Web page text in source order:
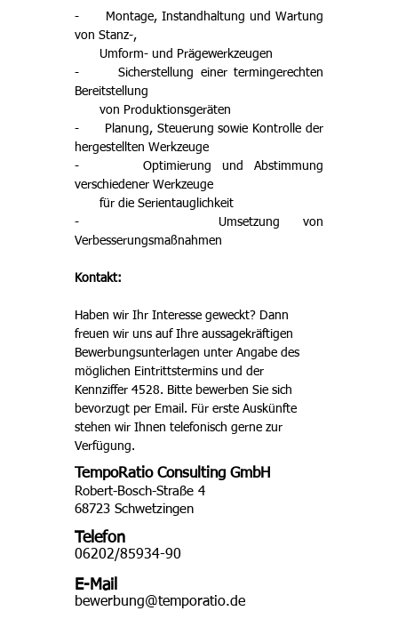
-      Montage, Instandhaltung und Wartung
von Stanz-,
       Umform- und Prägewerkzeugen
-      Sicherstellung einer termingerechten
Bereitstellung
       von Produktionsgeräten
-      Planung, Steuerung sowie Kontrolle der
hergestellten Werkzeuge
-      Optimierung und Abstimmung
verschiedener Werkzeuge
       für die Serientauglichkeit
-      Umsetzung von
Verbesserungsmaßnahmen
Kontakt:
Haben wir Ihr Interesse geweckt? Dann
freuen wir uns auf Ihre aussagekräftigen
Bewerbungsunterlagen unter Angabe des
möglichen Eintrittstermins und der
Kennziffer 4528. Bitte bewerben Sie sich
bevorzugt per Email. Für erste Auskünfte
stehen wir Ihnen telefonisch gerne zur
Verfügung.
TempoRatio Consulting GmbH
Robert-Bosch-Straße 4
68723 Schwetzingen
06202/85934-90
bewerbung@temporatio.de
Telefon
E-Mail